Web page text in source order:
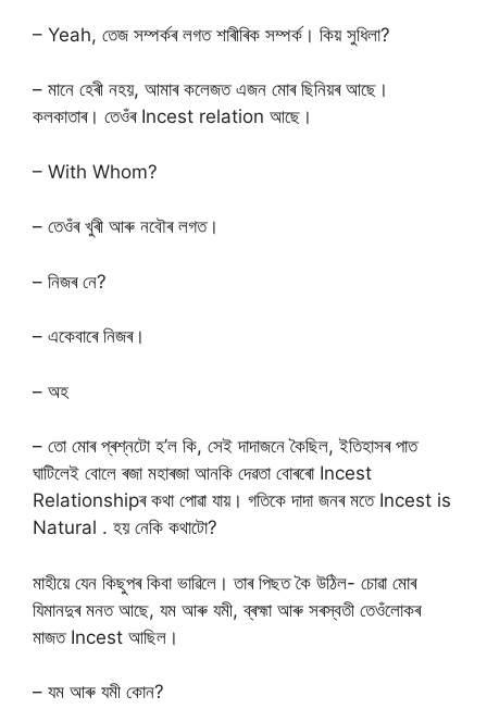
– Yeah, তেজ সম্পৰ্কৰ লগত শাৰীৰিক সম্পৰ্ক। কিয় সুধিলা?
– মানে হেৰী নহয়, আমাৰ কলেজত এজন মোৰ ছিনিয়ৰ আছে।
কলকাতাৰ। তেওঁৰ Incest relation আছে।
– With Whom?
– তেওঁৰ খুৰী আৰু নবৌৰ লগত।
– নিজৰ নে?
– একেবাৰে নিজৰ।
– অহ
– তো মোৰ প্ৰশ্নটো হ’ল কি, সেই দাদাজনে কৈছিল, ইতিহাসৰ পাত
ঘাটিলেই বোলে ৰজা মহাৰজা আনকি দেৱতা বোৰৰো Incest
Relationshipৰ কথা পোৱা যায়। গতিকে দাদা জনৰ মতে Incest is
Natural . হয় নেকি কথাটো?
মাহীয়ে যেন কিছুপৰ কিবা ভাৱিলে। তাৰ পিছত কৈ উঠিল- চোৱা মোৰ
যিমানদুৰ মনত আছে, যম আৰু যমী, ব্ৰহ্মা আৰু সৰস্বতী তেওঁলোকৰ
মাজত Incest আছিল।
– যম আৰু যমী কোন?